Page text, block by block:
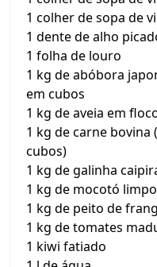
1 colher de sopa de
1 dente de alho
1 folha de louro
1 kg de abóbora
em cubos
1 kg de aveia em
1 kg de carne
cubos)
1 kg de galinha
1 kg de mocotó limpo
1 kg de peito de
1 kg de tomates
1 kiwi fatiado